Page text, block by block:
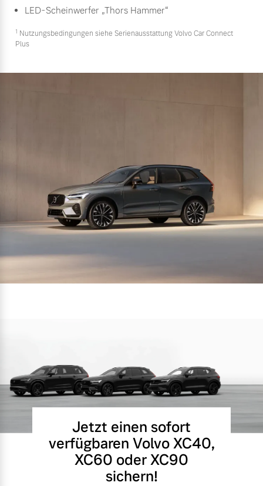
LED-Scheinwerfer „Thors Hammer“
1 Nutzungsbedingungen siehe Serienausstattung Volvo Car Connect
Plus
Jetzt einen sofort
verfügbaren Volvo XC40,
XC60 oder XC90
sichern!